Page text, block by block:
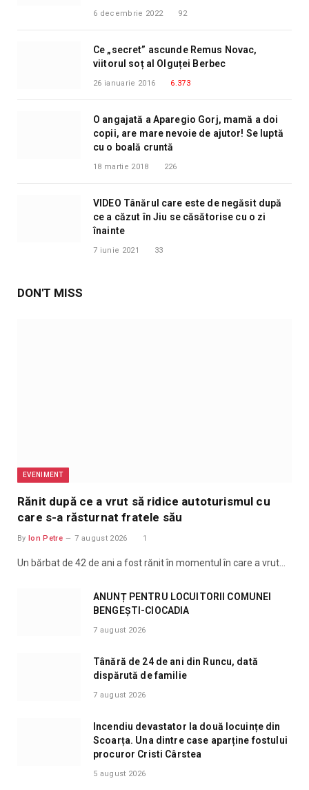
6 decembrie 2022 92
Ce „secret” ascunde Remus Novac,
viitorul soț al Olguței Berbec
26 ianuarie 2016 6.373
O angajată a Aparegio Gorj, mamă a doi
copii, are mare nevoie de ajutor! Se luptă
cu o boală cruntă
18 martie 2018 226
VIDEO Tânărul care este de negăsit după
ce a căzut în Jiu se căsătorise cu o zi
înainte
7 iunie 2021 33
DON'T MISS
EVENIMENT
Rănit după ce a vrut să ridice autoturismul cu
care s-a răsturnat fratele său
By Ion Petre 7 august 2026 1
Un bărbat de 42 de ani a fost rănit în momentul în care a vrut…
ANUNȚ PENTRU LOCUITORII COMUNEI
BENGEȘTI-CIOCADIA
7 august 2026
Tânără de 24 de ani din Runcu, dată
dispărută de familie
7 august 2026
Incendiu devastator la două locuințe din
Scoarța. Una dintre case aparține fostului
procuror Cristi Cârstea
5 august 2026